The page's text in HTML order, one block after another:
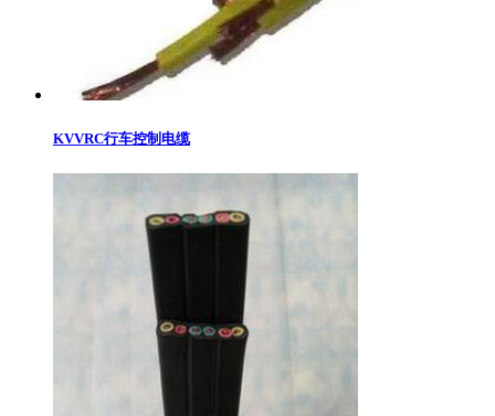
KVVRC行车控制电缆